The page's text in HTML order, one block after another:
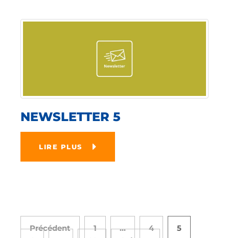
NEWSLETTER 5
LIRE PLUS
Précédent 1 … 4
5